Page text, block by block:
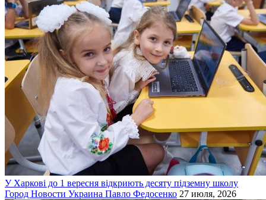
У Харкові до 1 вересня відкриють десяту підземну школу
Город Новости Украина Павло Федосенко 27 июля, 2026